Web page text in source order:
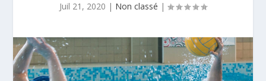
Juil 21, 2020 | Non classé |